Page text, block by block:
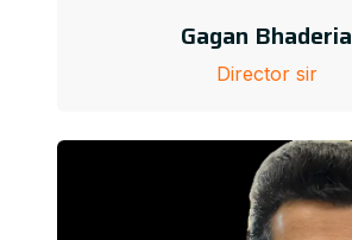
Gagan Bhaderia
Director sir